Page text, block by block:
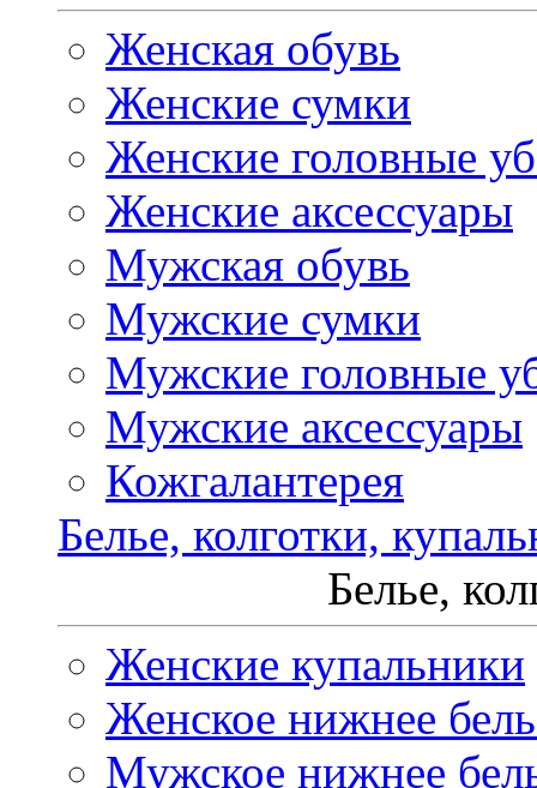
Женская обувь
Женские сумки
Женские головные
Женские аксессуары
Мужская обувь
Мужские сумки
Мужские головные
Мужские аксессуары
Кожгалантерея
Белье, колготки,
Белье,
Женские купальники
Женское нижнее
Мужское нижнее